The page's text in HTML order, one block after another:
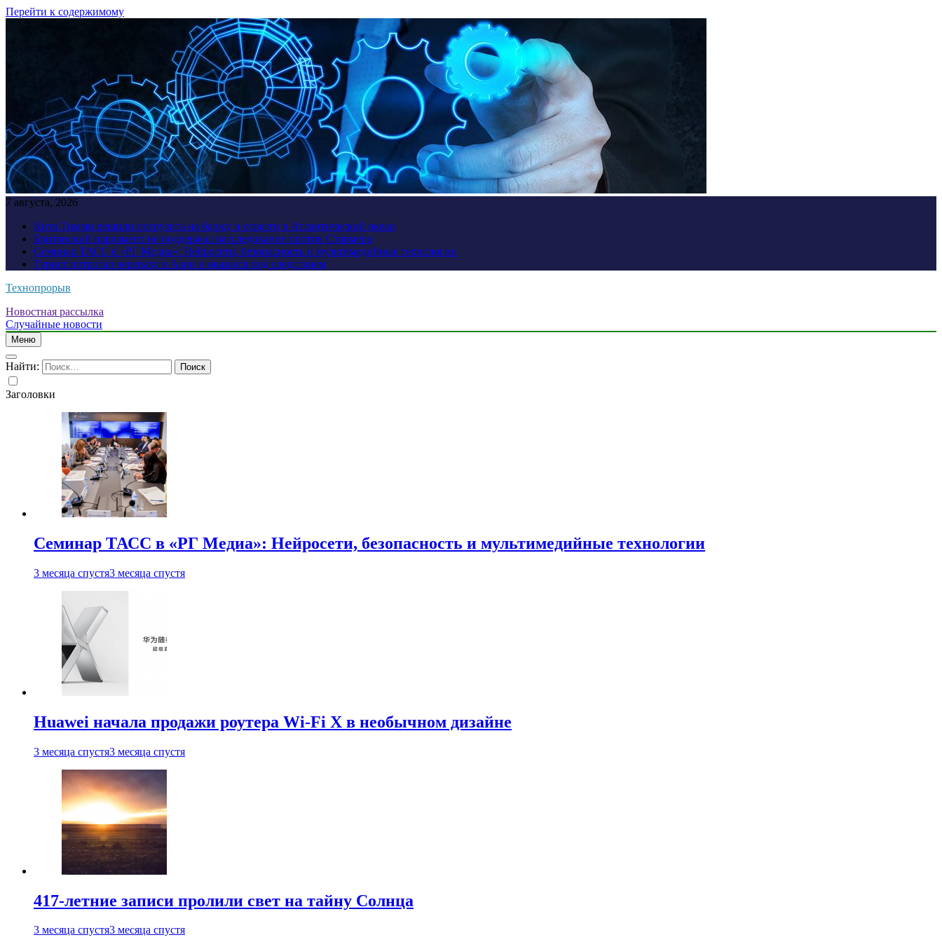
Перейти к содержимому
7 августа, 2026
Кита Тимми решили погрузить на баржу и отвезти в Атлантический океан
Британский парламент не поддержал расследование против Стармера
Семинар ТАСС в «РГ Медиа»: Нейросети, безопасность и мультимедийные технологии
Турист потрогал черепаху в Азии и оказался под следствием
Технопрорыв
Новостная рассылка
Случайные новости
Меню
Найти:
Заголовки
Семинар ТАСС в «РГ Медиа»: Нейросети, безопасность и мультимедийные технологии
3 месяца спустя3 месяца спустя
Huawei начала продажи роутера Wi-Fi X в необычном дизайне
3 месяца спустя3 месяца спустя
417-летние записи пролили свет на тайну Солнца
3 месяца спустя3 месяца спустя